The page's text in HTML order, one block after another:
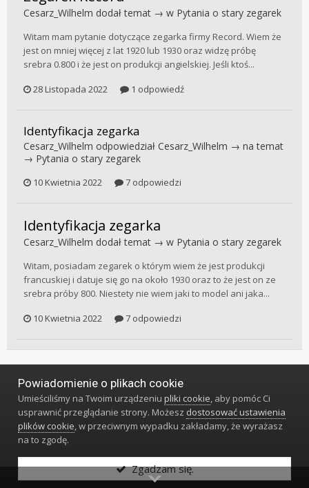
Cesarz_Wilhelm dodał temat → w Pytania o stary zegarek
Witam mam pytanie dotyczące zegarka firmy Record. Wiem że
jest on mniej więcej z lat 1920 lub 1930 oraz widzę próbę
srebra 0.800 i że jest on produkcji angielskiej. Jeśli ktoś...
28 Listopada 2022
1 odpowiedź
Identyfikacja zegarka
Cesarz_Wilhelm odpowiedział Cesarz_Wilhelm → na temat
→ Pytania o stary zegarek
10 Kwietnia 2022 7 odpowiedzi
Identyfikacja zegarka
Cesarz_Wilhelm dodał temat → w Pytania o stary zegarek
Witam, posiadam zegarek o którym wiem że jest produkcji
francuskiej i datuje się go na około 1930 oraz to że jest on ze
srebra próby 800. Niestety nie wiem jaki to model ani jaka...
10 Kwietnia 2022
7 odpowiedzi
Język Styl Polityka prywatności
Klub Miłośników Zegarów i Zegarków
Powered by Invision Community
Powiadomienie o plikach cookie
Umieściliśmy na Twoim urządzeniupliki cookie, aby pomóc Ci
usprawnić przeglądanie strony. Możesz dostosować ustawienia
plików cookie, w przeciwnym wypadku zakładamy, że wyrażasz
na to zgodę.
Zgadzam się.